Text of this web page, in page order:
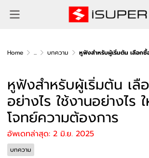
Home ... บทความ หูฟังสำหรับผู้เริ่มต้น เลือกซื้ออย่างไร ใช้งาน
หูฟังสำหรับผู้เริ่มต้น เลื
อย่างไร ใช้งานอย่างไร
โจทย์ความต้องการ
อัพเดทล่าสุด: 2 มิ.ย. 2025
บทความ